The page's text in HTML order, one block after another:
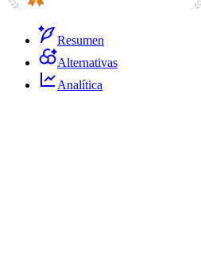
Resumen
Alternativas
Analítica